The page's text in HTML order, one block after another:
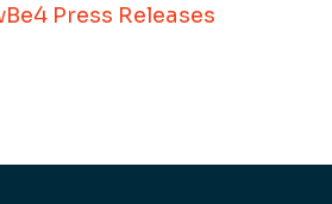
Press Releases